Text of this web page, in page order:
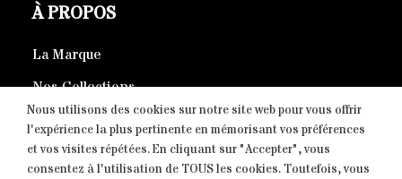
À PROPOS
La Marque
Nos Collections
Produits éco-responsables
Nous utilisons des cookies sur notre site web pour vous offrir
l'expérience la plus pertinente en mémorisant vos préférences
et vos visites répétées. En cliquant sur "Accepter", vous
consentez à l'utilisation de TOUS les cookies. Toutefois, vous